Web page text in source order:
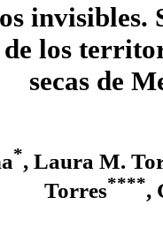
de los
secas de
*, Laura M.
Torres****,